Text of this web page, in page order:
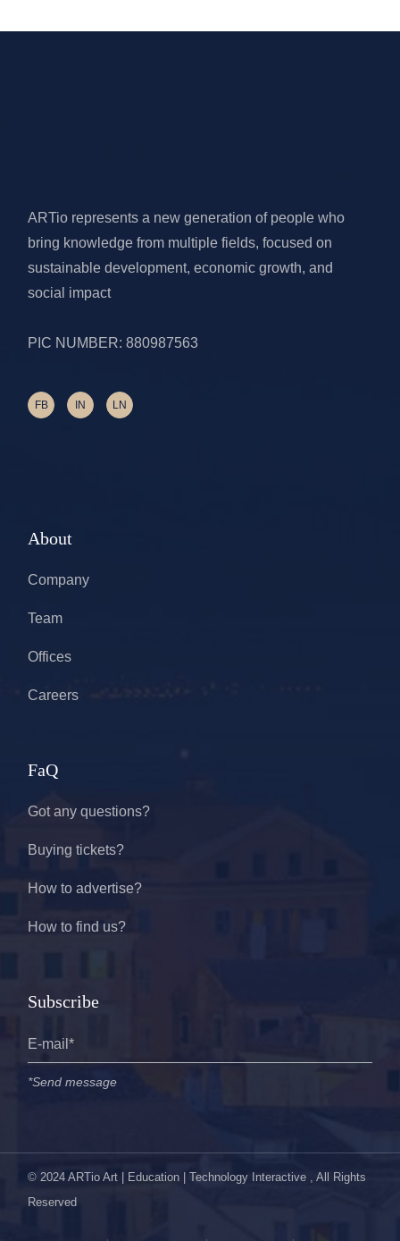
ARTio represents a new generation of people who
bring knowledge from multiple fields, focused on
sustainable development, economic growth, and
social impact
PIC NUMBER: 880987563
FB IN LN
About
Company
Team
Offices
Careers
FaQ
Got any questions?
Buying tickets?
How to advertise?
How to find us?
Subscribe
*Send message
© 2024ARTio Art | Education | Technology Interactive , All Rights
Reserved